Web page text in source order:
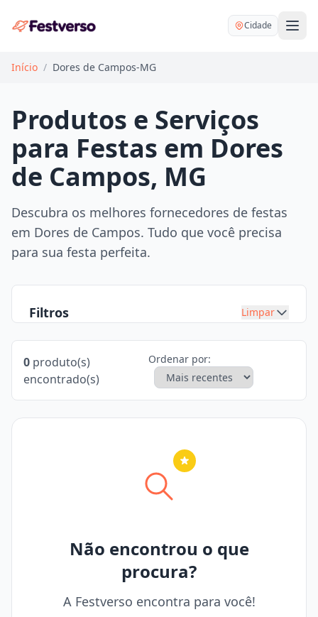
Cidade
Balões delivery
Decoração personalizada
Pegue e Monte
Festa na mesa
Mesas e cadeiras
Bartender
Buffet
DJ
Início / Dores de Campos-MG
Produtos e Serviços
para Festas em Dores
de Campos, MG
Descubra os melhores fornecedores de festas
em Dores de Campos. Tudo que você precisa
para sua festa perfeita.
Filtros Limpar
0 produto(s)
encontrado(s)
Ordenar por:
Não encontrou o que
procura?
A Festverso encontra para você!